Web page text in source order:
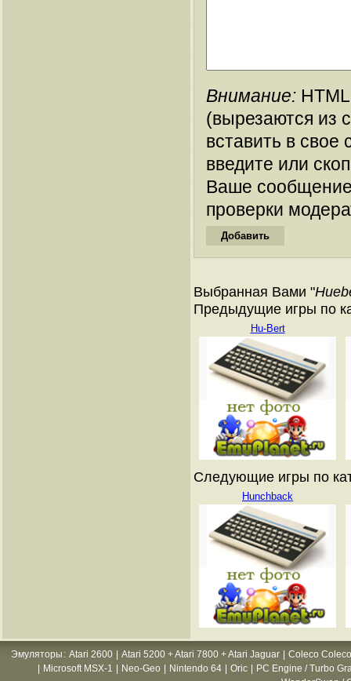
Внимание:
(вырезаются из
вставить в
введите или
Ваше
проверки
Выбранная Вами "
Предыдущие игры по
Hu-Bert
Следующие игры по
Hunchback
Эмуляторы : Atari 2600 Atari 5200 + Atari 7800 + Atari Jaguar
Coleco
Microsoft MSX-1 Neo-Geo Nintendo 64 Oric
PC Engine / Turbo